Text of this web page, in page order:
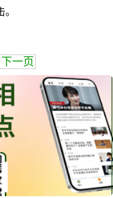
下一页